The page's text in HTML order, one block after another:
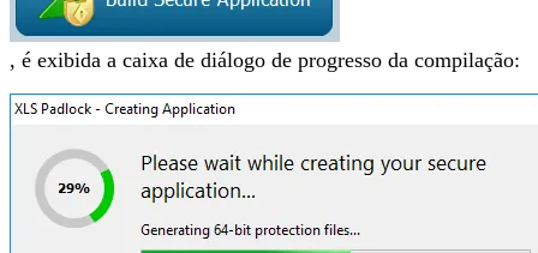
, é exibida a caixa de diálogo de progresso da compilação: